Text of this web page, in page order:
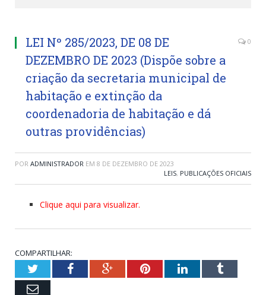
LEI Nº 285/2023, DE 08 DE
DEZEMBRO DE 2023 (Dispõe sobre a
criação da secretaria municipal de
habitação e extinção da
coordenadoria de habitação e dá
outras providências)
0
POR ADMINISTRADOR EM 8 DE DEZEMBRO DE 2023
LEIS, PUBLICAÇÕES OFICIAIS
Clique aqui para visualizar.
COMPARTILHAR:
TwitterFacebookGoogle+PinterestLinkedInTumblr
Email